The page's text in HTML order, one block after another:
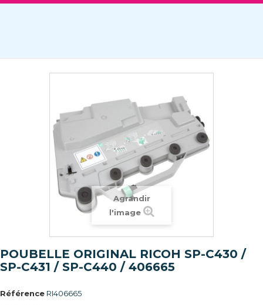
Agrandir
l'image
POUBELLE ORIGINAL RICOH SP-C430 /
SP-C431 / SP-C440 / 406665
Référence RI406665